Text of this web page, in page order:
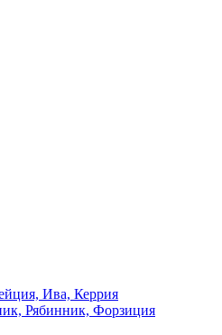
Ива, Керрия
Рябинник, Форзиция